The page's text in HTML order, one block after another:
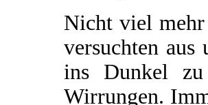
Nicht viel mehr
versuchten aus
ins Dunkel
Wirrungen.